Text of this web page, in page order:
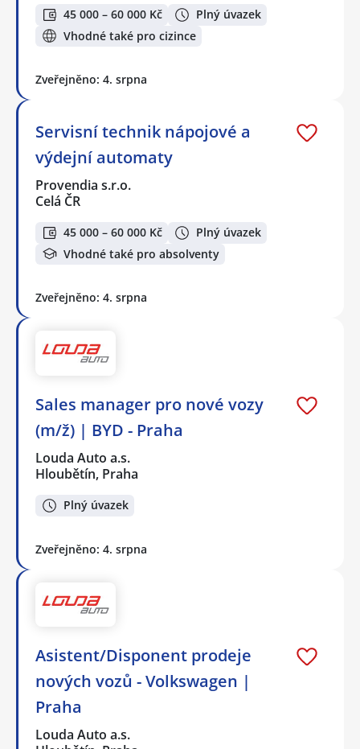
45 000 – 60 000 Kč
Plný úvazek
Vhodné také pro cizince
Zveřejněno: 4. srpna
Servisní technik nápojové a
výdejní automaty
Provendia s.r.o.
Celá ČR
45 000 – 60 000 Kč
Plný úvazek
Vhodné také pro absolventy
Zveřejněno: 4. srpna
Sales manager pro nové vozy
(m/ž) | BYD - Praha
Louda Auto a.s.
Hloubětín, Praha
Plný úvazek
Zveřejněno: 4. srpna
Asistent/Disponent prodeje
nových vozů - Volkswagen |
Praha
Louda Auto a.s.